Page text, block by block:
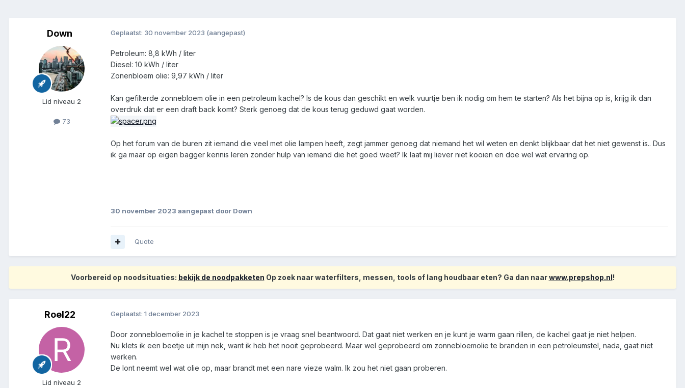
Down
Lid niveau 2
73
Geplaatst: 30 november 2023 (aangepast)
Petroleum: 8,8 kWh / liter
Diesel: 10 kWh / liter
Zonenbloem olie: 9,97 kWh / liter
Kan gefilterde zonnebloem olie in een petroleum kachel? Is de kous dan geschikt en welk vuurtje ben ik nodig om hem te starten? Als het bijna op is, krijg ik dan
overdruk dat er een draft back komt? Sterk genoeg dat de kous terug geduwd gaat worden.
Op het forum van de buren zit iemand die veel met olie lampen heeft, zegt jammer genoeg dat niemand het wil weten en denkt blijkbaar dat het niet gewenst is.. Dus
ik ga maar op eigen bagger kennis leren zonder hulp van iemand die het goed weet? Ik laat mij liever niet kooien en doe wel wat ervaring op.
30 november 2023 aangepast door Down
Quote
Voorbereid op noodsituaties: bekijk de noodpakketen Op zoek naar waterfilters, messen, tools of lang houdbaar eten? Ga dan naarwww.prepshop.nl!
Roel22
Lid niveau 2
Geplaatst: 1 december 2023
Door zonnebloemolie in je kachel te stoppen is je vraag snel beantwoord. Dat gaat niet werken en je kunt je warm gaan rillen, de kachel gaat je niet helpen.
Nu klets ik een beetje uit mijn nek, want ik heb het nooit geprobeerd. Maar wel geprobeerd om zonnebloemolie te branden in een petroleumstel, nada, gaat niet
werken.
De lont neemt wel wat olie op, maar brandt met een nare vieze walm. Ik zou het niet gaan proberen.